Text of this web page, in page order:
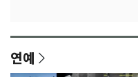
연예